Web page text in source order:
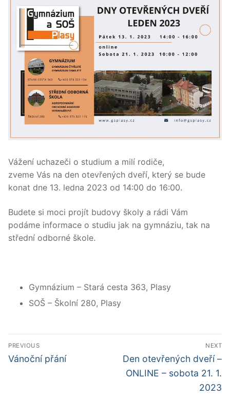
Vážení uchazeči o studium a milí rodiče,
zveme Vás na den otevřených dveří, který se bude
konat dne 13. ledna 2023 od 14:00 do 16:00.
Budete si moci projít budovy školy a rádi Vám
podáme informace o studiu jak na gymnáziu, tak na
střední odborné škole.
Gymnázium – Stará cesta 363, Plasy
SOŠ – Školní 280, Plasy
Navigace
pro
PREVIOUS
Předchozí
Vánoční přání
NEXT
Další
příspěvek
Den otevřených dveří –
ONLINE – sobota 21. 1.
2023